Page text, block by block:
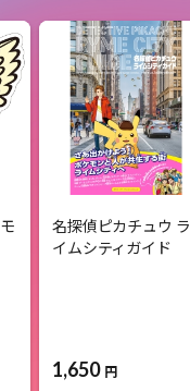
名探偵ピカチュウ ラ
イムシティガイド
1,650 円